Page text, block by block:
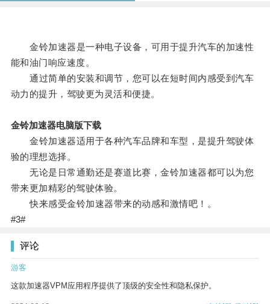
金铃加速器是一种电子设备，可用于提升汽车的加速性
能和油门响应速度。
通过简单的安装和调节，您可以在短时间内感受到汽车
动力的提升，驾驶更为灵活和便捷。
金铃加速器电脑版下载
金铃加速器适用于各种汽车品牌和车型，是提升驾驶体
验的理想选择。
无论是日常通勤还是赛道比赛，金铃加速器都可以为您
带来更加精彩的驾驶体验。
快来感受金铃加速器带来的动感和激情吧！。
#3#
评论
游客
这款加速器VPM应用程序提供了顶级的安全性和隐私保护。